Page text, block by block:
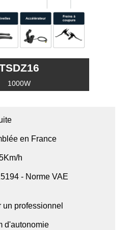
1000W
en France
h
- Norme VAE
un professionnel
d'autonomie